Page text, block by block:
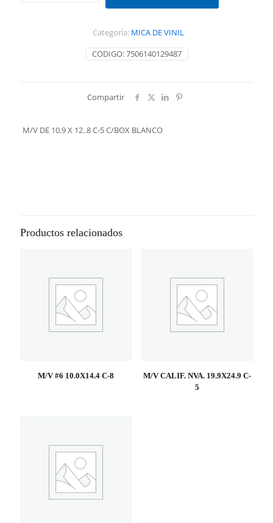
CODIGO:7506140129487
Categoría: MICA DE VINIL
Compartir
M/V DE 10.9 X 12..8 C-5 C/BOX BLANCO
Productos relacionados
M/V #6 10.0X14.4 C-8
M/V CALIF. NVA. 19.9X24.9 C-
5